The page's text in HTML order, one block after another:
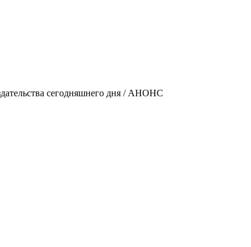
сегодняшнего дня / АНОНС